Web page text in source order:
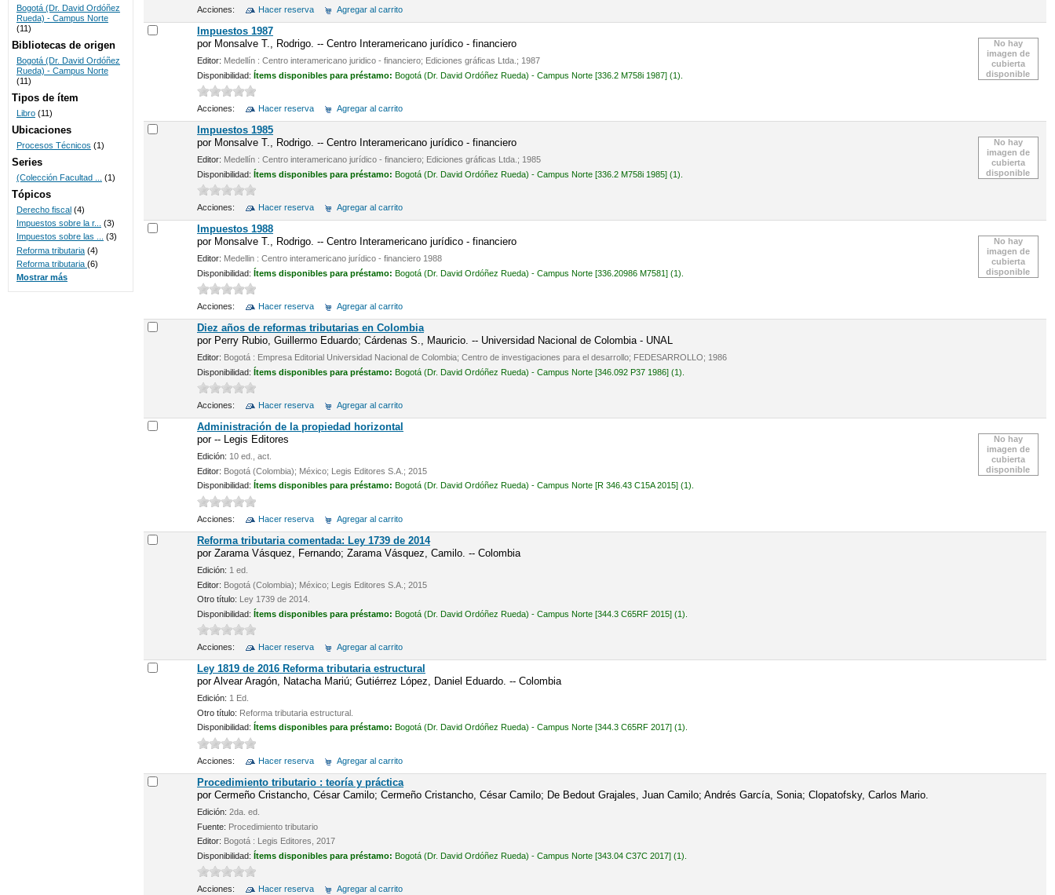
Acciones: Hacer reserva Agregar al carrito
Impuestos 1987
por Monsalve T., Rodrigo. -- Centro Interamericano jurídico - financiero
Editor: Medellín : Centro interamericano juridico - financiero; Ediciones gráficas Ltda.; 1987
Disponibilidad: Ítems disponibles para préstamo: Bogotá (Dr. David Ordóñez Rueda) - Campus Norte [336.2 M758i 1987] (1).
Acciones: Hacer reserva Agregar al carrito
No hay
imagen de
cubierta
disponible
Impuestos 1985
por Monsalve T., Rodrigo. -- Centro Interamericano jurídico - financiero
Editor: Medellín : Centro interamericano jurídico - financiero; Ediciones gráficas Ltda.; 1985
Disponibilidad: Ítems disponibles para préstamo: Bogotá (Dr. David Ordóñez Rueda) - Campus Norte [336.2 M758i 1985] (1).
Acciones: Hacer reserva Agregar al carrito
No hay
imagen de
cubierta
disponible
Impuestos 1988
por Monsalve T., Rodrigo. -- Centro Interamericano jurídico - financiero
Editor: Medellin : Centro interamericano jurídico - financiero 1988
Disponibilidad: Ítems disponibles para préstamo: Bogotá (Dr. David Ordóñez Rueda) - Campus Norte [336.20986 M7581] (1).
Acciones: Hacer reserva Agregar al carrito
No hay
imagen de
cubierta
disponible
Diez años de reformas tributarias en Colombia
por Perry Rubio, Guillermo Eduardo; Cárdenas S., Mauricio. -- Universidad Nacional de Colombia - UNAL
Editor: Bogotá : Empresa Editorial Universidad Nacional de Colombia; Centro de investigaciones para el desarrollo; FEDESARROLLO; 1986
Disponibilidad: Ítems disponibles para préstamo: Bogotá (Dr. David Ordóñez Rueda) - Campus Norte [346.092 P37 1986] (1).
Acciones: Hacer reserva Agregar al carrito
Administración de la propiedad horizontal
por -- Legis Editores
Edición: 10 ed., act.
Editor: Bogotá (Colombia); México; Legis Editores S.A.; 2015
Disponibilidad: Ítems disponibles para préstamo: Bogotá (Dr. David Ordóñez Rueda) - Campus Norte [R 346.43 C15A 2015] (1).
Acciones: Hacer reserva Agregar al carrito
No hay
imagen de
cubierta
disponible
Reforma tributaria comentada: Ley 1739 de 2014
por Zarama Vásquez, Fernando; Zarama Vásquez, Camilo. -- Colombia
Edición: 1 ed.
Editor: Bogotá (Colombia); México; Legis Editores S.A.; 2015
Otro título:
Ley 1739 de 2014.
Disponibilidad: Ítems disponibles para préstamo: Bogotá (Dr. David Ordóñez Rueda) - Campus Norte [344.3 C65RF 2015] (1).
Acciones: Hacer reserva Agregar al carrito
Ley 1819 de 2016 Reforma tributaria estructural
porAlvear Aragón, Natacha Mariú; Gutiérrez López, Daniel Eduardo. -- Colombia
Edición: 1 Ed.
Otro título: Reforma tributaria estructural.
Disponibilidad: Ítems disponibles para préstamo: Bogotá (Dr. David Ordóñez Rueda) - Campus Norte [344.3 C65RF 2017] (1).
Acciones: Hacer reserva Agregar al carrito
Procedimiento tributario : teoría y práctica
por Cermeño Cristancho, César Camilo; Cermeño Cristancho, César Camilo; De Bedout Grajales, Juan Camilo; Andrés García, Sonia; Clopatofsky, Carlos Mario.
Edición: 2da. ed.
Fuente: Procedimiento tributario
Editor: Bogotá : Legis Editores, 2017
Disponibilidad: Ítems disponibles para préstamo: Bogotá (Dr. David Ordóñez Rueda) - Campus Norte [343.04 C37C 2017] (1).
Acciones: Hacer reserva Agregar al carrito
Bogotá (Dr. David Ordóñez
Rueda) - Campus Norte
(11)
Bibliotecas de origen
Bogotá (Dr. David Ordóñez
Rueda) - Campus Norte
(11)
Tipos de ítem
Libro (11)
Ubicaciones
Procesos Técnicos (1)
Series
(Colección Facultad ... (1)
Tópicos
Derecho fiscal (4)
Impuestos sobre la r...
(3)
Impuestos sobre las ...
(3)
Reforma tributaria (4)
Reforma tributaria (6)
Mostrar más